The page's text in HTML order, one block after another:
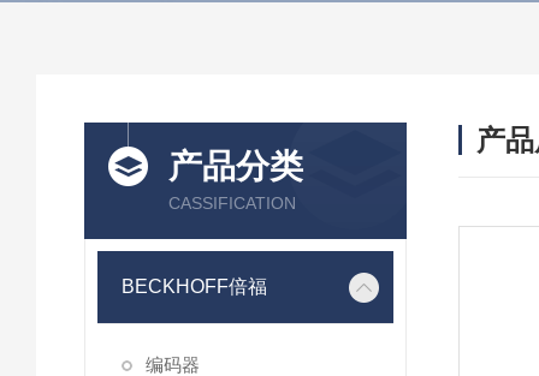
产品分类
CASSIFICATION
BECKHOFF倍福
编码器
产